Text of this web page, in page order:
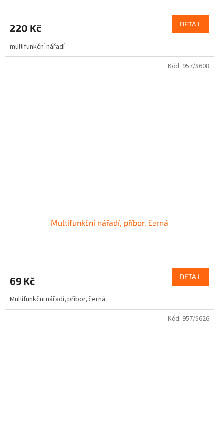
220 Kč DETAIL
multifunkční nářadí
Multifunkční nářadí, příbor, černá
69 Kč DETAIL
Multifunkční nářadí, příbor, černá
Kód: 957/S608
Kód: 957/S626